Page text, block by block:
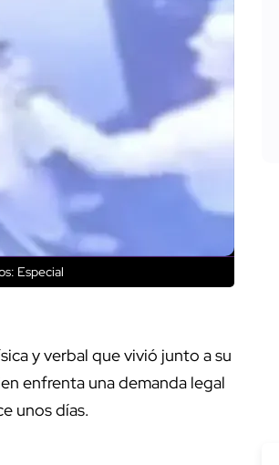
Especial
y verbal que vivió junto a su
enfrenta una demanda legal
unos días.